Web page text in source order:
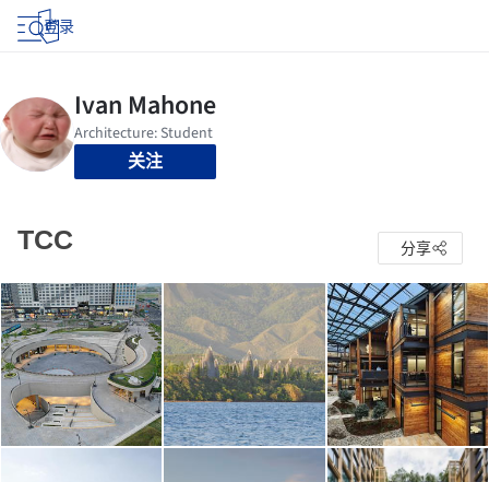
登录
关注
TCC 分享